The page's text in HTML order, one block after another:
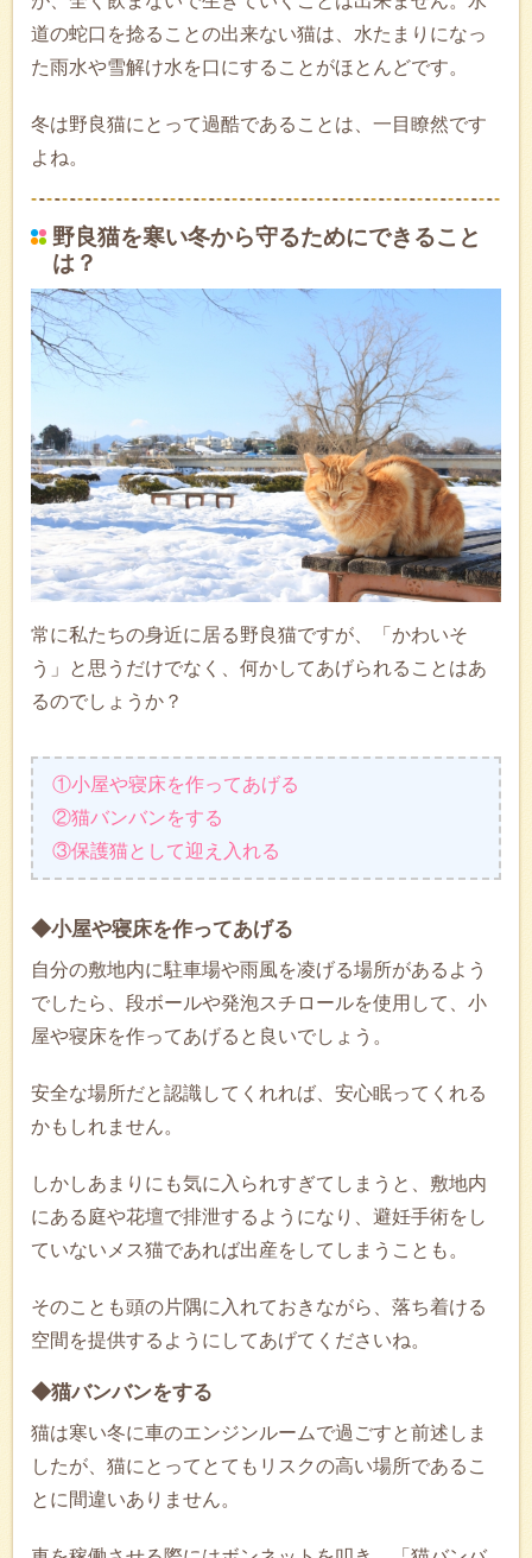
道の蛇口を捻ることの出来ない猫は、水たまりになっ
た雨水や雪解け水を口にすることがほとんどです。
冬は野良猫にとって過酷であることは、一目瞭然です
よね。
野良猫を寒い冬から守るためにできること
は？
常に私たちの身近に居る野良猫ですが、「かわいそ
う」と思うだけでなく、何かしてあげられることはあ
るのでしょうか？
①小屋や寝床を作ってあげる
②猫バンバンをする
③保護猫として迎え入れる
◆小屋や寝床を作ってあげる
自分の敷地内に駐車場や雨風を凌げる場所があるよう
でしたら、段ボールや発泡スチロールを使用して、小
屋や寝床を作ってあげると良いでしょう。
安全な場所だと認識してくれれば、安心眠ってくれる
かもしれません。
しかしあまりにも気に入られすぎてしまうと、敷地内
にある庭や花壇で排泄するようになり、避妊手術をし
ていないメス猫であれば出産をしてしまうことも。
そのことも頭の片隅に入れておきながら、落ち着ける
空間を提供するようにしてあげてくださいね。
◆猫バンバンをする
猫は寒い冬に車のエンジンルームで過ごすと前述しま
したが、猫にとってとてもリスクの高い場所であるこ
とに間違いありません。